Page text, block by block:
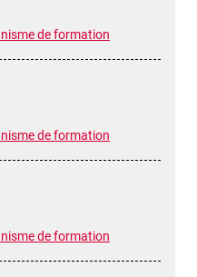
de formation
de formation
de formation